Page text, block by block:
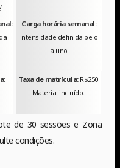
Carga horária semanal:
intensidade definida pelo
aluno
Taxa de matrícula: R$250
Material incluído.
de 30 sessões e Zona
condições.